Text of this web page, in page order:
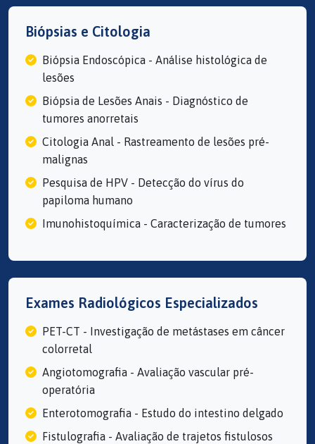
Biópsias e Citologia
Biópsia Endoscópica - Análise histológica de
lesões
Biópsia de Lesões Anais - Diagnóstico de
tumores anorretais
Citologia Anal - Rastreamento de lesões pré-
malignas
Pesquisa de HPV - Detecção do vírus do
papiloma humano
Imunohistoquímica - Caracterização de tumores
Exames Radiológicos Especializados
PET-CT - Investigação de metástases em câncer
colorretal
Angiotomografia - Avaliação vascular pré-
operatória
Enterotomografia - Estudo do intestino delgado
Fistulografia - Avaliação de trajetos fistulosos